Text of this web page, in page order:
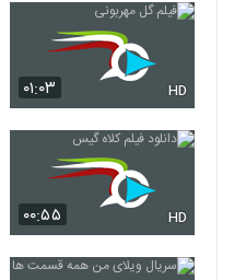
۰۱:۰۳ HD
۰۰:۵۵ HD